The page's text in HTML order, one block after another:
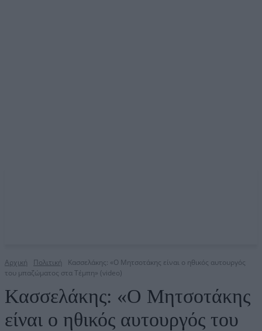
Αρχική Πολιτική
Κασσελάκης: «Ο Μητσοτάκης είναι ο ηθικός αυτουργός
του μπαζώματος στα Τέμπη» (video)
Κασσελάκης: «Ο Μητσοτάκης
είναι ο ηθικός αυτουργός του